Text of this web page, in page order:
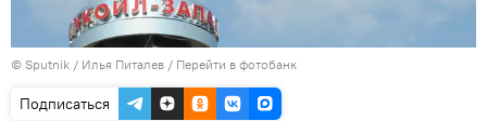
© Sputnik / Илья Питалев / Перейти в фотобанк
Подписаться